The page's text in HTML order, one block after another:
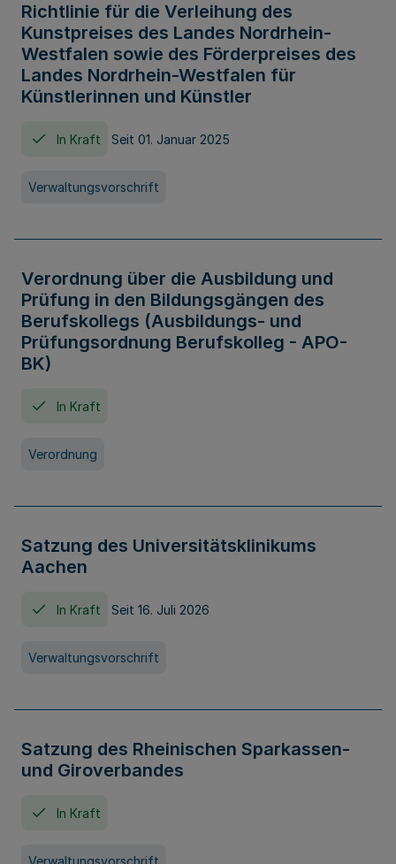
Richtlinie für die Verleihung des
Kunstpreises des Landes Nordrhein-
Westfalen sowie des Förderpreises des
Landes Nordrhein-Westfalen für
Künstlerinnen und Künstler
In Kraft Seit 01. Januar 2025
Verwaltungsvorschrift
Verordnung über die Ausbildung und
Prüfung in den Bildungsgängen des
Berufskollegs (Ausbildungs- und
Prüfungsordnung Berufskolleg - APO-
BK)
In Kraft
Verordnung
Satzung des Universitätsklinikums
Aachen
In Kraft Seit 16. Juli 2026
Verwaltungsvorschrift
Satzung des Rheinischen Sparkassen-
und Giroverbandes
In Kraft
Verwaltungsvorschrift